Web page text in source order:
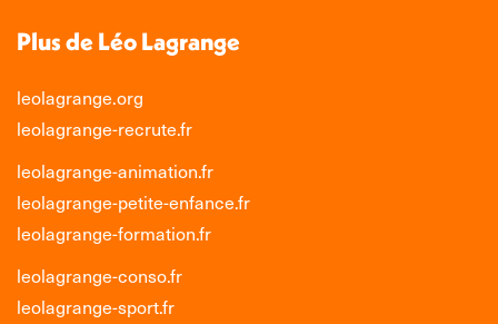
Plus de Léo Lagrange
leolagrange.org
leolagrange-recrute.fr
leolagrange-animation.fr
leolagrange-petite-enfance.fr
leolagrange-formation.fr
leolagrange-conso.fr
leolagrange-sport.fr